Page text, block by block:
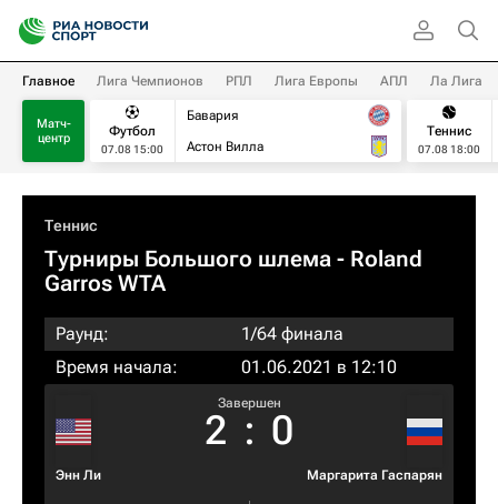
Главное Лига Чемпионов РПЛ Лига Европы АПЛ Ла Лига
Матч-
центр
Футбол
07.08 15:00
Бавария
Астон Вилла
Теннис
07.08 18:00
Теннис
Турниры Большого шлема - Roland
Garros WTA
Раунд:
1/64 финала
Время начала:
01.06.2021 в 12:10
Энн Ли
Завершен
2 : 0
Маргарита Гаспарян